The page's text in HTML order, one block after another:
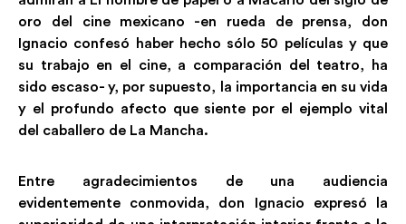
oro del cine mexicano -en rueda de prensa, don
Ignacio confesó haber hecho sólo 50 películas y que
su trabajo en el cine, a comparación del teatro, ha
sido escaso- y, por supuesto, la importancia en su vida
y el profundo afecto que siente por el ejemplo vital
del caballero de La Mancha.
Entre agradecimientos de una audiencia
evidentemente conmovida, don Ignacio expresó la